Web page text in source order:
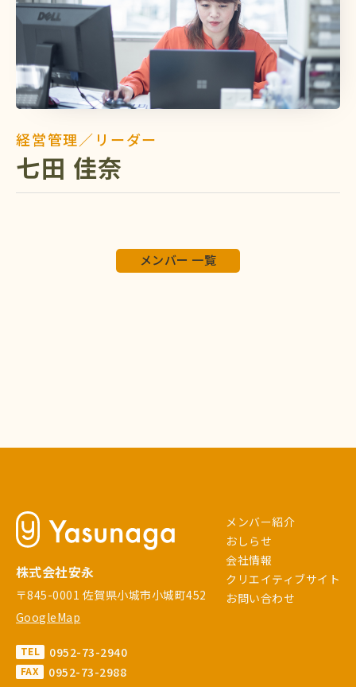
経営管理／リーダー
七田 佳奈
メンバー 一覧
株式会社安永
〒845-0001 佐賀県小城市小城町452
GoogleMap
TEL 0952-73-2940
FAX 0952-73-2988
メンバー紹介
おしらせ
会社情報
クリエイティブサイト
お問い合わせ